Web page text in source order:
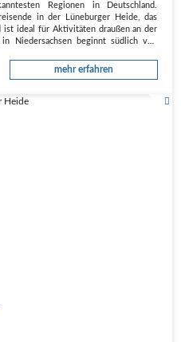
Regionen in Deutschland.
in der Lüneburger Heide, das
ist ideal für Aktivitäten draußen an der
Niedersachsen beginnt südlich von
mehr erfahren
Heide